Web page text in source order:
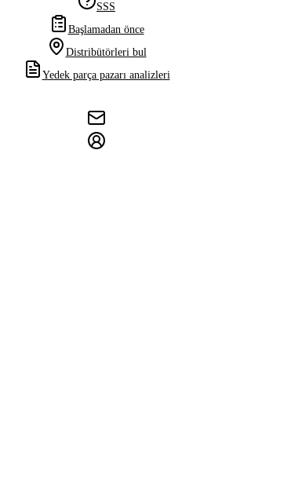
SSS
Başlamadan önce
Distribütörleri bul
Yedek parça pazarı analizleri